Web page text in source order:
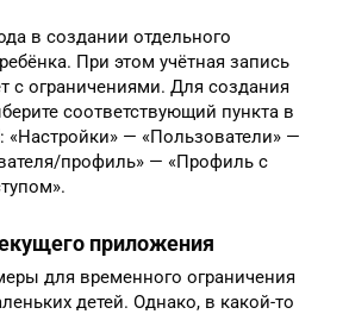
в создании отдельного
При этом учётная запись
с ограничениями. Для создания
соответствующий пункта в
«Настройки» — «Пользователи» —
профиль» — «Профиль с
приложения
для временного ограничения
детей. Однако, в какой-то